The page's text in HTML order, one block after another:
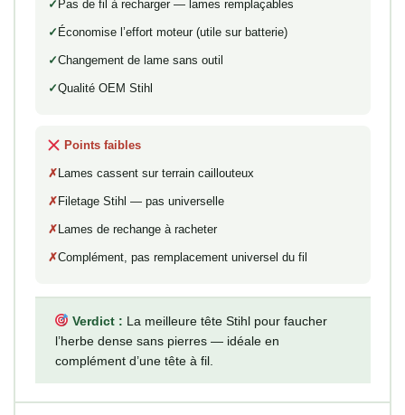
Pas de fil à recharger — lames remplaçables
Économise l’effort moteur (utile sur batterie)
Changement de lame sans outil
Qualité OEM Stihl
Points faibles
Lames cassent sur terrain caillouteux
Filetage Stihl — pas universelle
Lames de rechange à racheter
Complément, pas remplacement universel du fil
Verdict : La meilleure tête Stihl pour faucher
l’herbe dense sans pierres — idéale en
complément d’une tête à fil.